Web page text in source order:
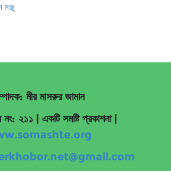
মঞ্জু
মীর মাসরুর জামান
নং: ২১১ | একটি সমষ্টি প্রকাশনা